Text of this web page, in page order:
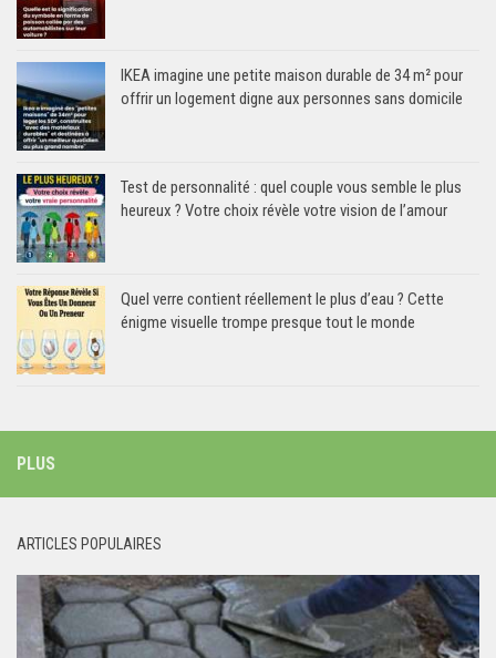
IKEA imagine une petite maison durable de 34 m² pour
offrir un logement digne aux personnes sans domicile
Test de personnalité : quel couple vous semble le plus
heureux ? Votre choix révèle votre vision de l’amour
Quel verre contient réellement le plus d’eau ? Cette
énigme visuelle trompe presque tout le monde
PLUS
ARTICLES POPULAIRES